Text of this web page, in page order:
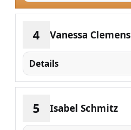
4 Vanessa Clemens
Details
5 Isabel Schmitz